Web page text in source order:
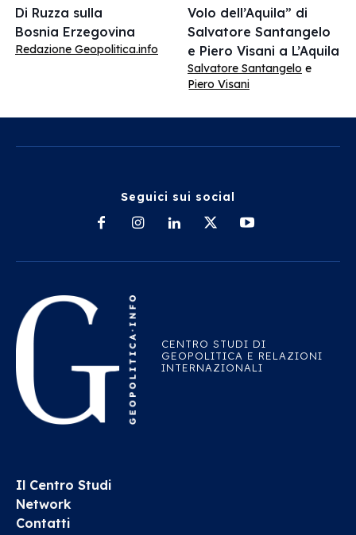
Di Ruzza sulla
Bosnia Erzegovina
Redazione Geopolitica.info
Volo dell’Aquila” di
Salvatore Santangelo
e Piero Visani a L’Aquila
Salvatore Santangelo e
Piero Visani
Seguici sui social
CENTRO STUDI DI
GEOPOLITICA E RELAZIONI
INTERNAZIONALI
Il Centro Studi
Network
Contatti